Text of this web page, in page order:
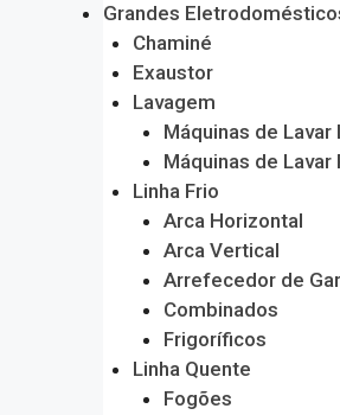
Grandes
Chaminé
Exaustor
Lavagem
Máquinas de Lavar
Máquinas de Lavar
Linha Frio
Arca Horizontal
Arca Vertical
Arrefecedor de
Combinados
Frigoríficos
Linha Quente
Fogões